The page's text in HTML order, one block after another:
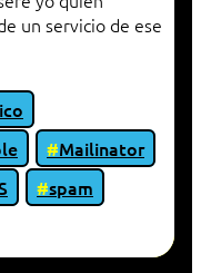
un servicio de ese
Mailinator
spam